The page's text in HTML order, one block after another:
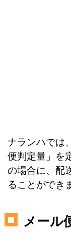
ナランハでは
便判定量」を
の場合に、配
ることができ
メール